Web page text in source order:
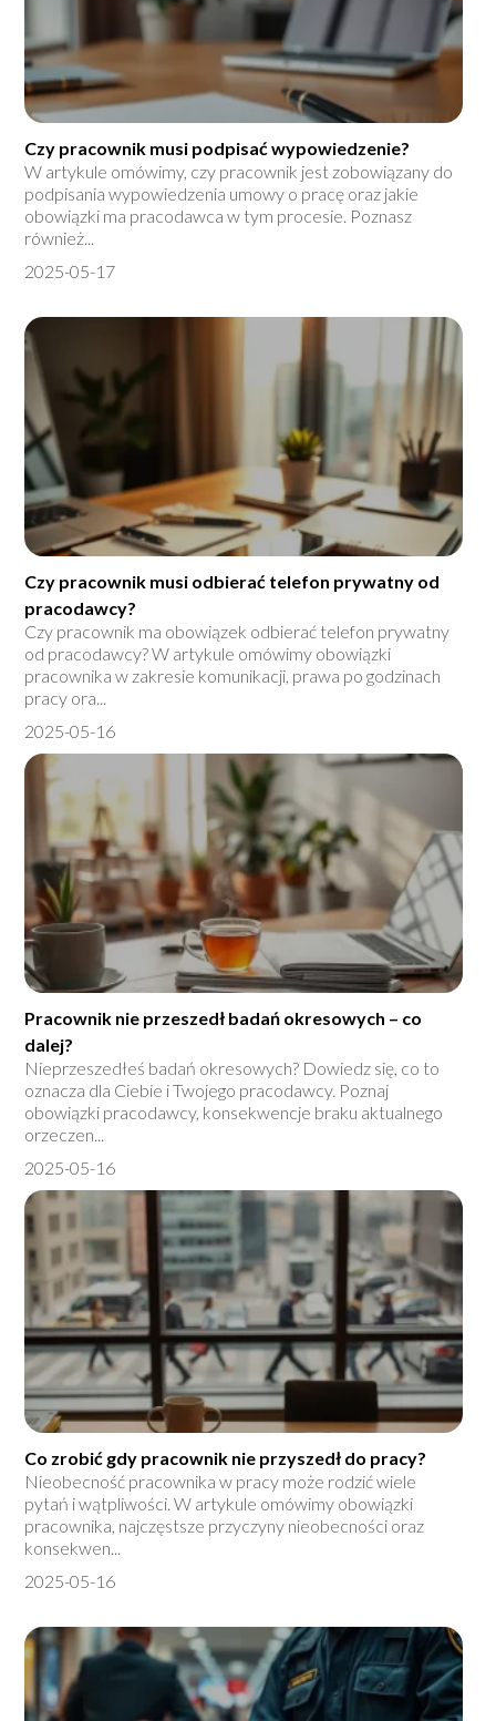
Czy pracownik musi podpisać wypowiedzenie?
W artykule omówimy, czy pracownik jest zobowiązany do
podpisania wypowiedzenia umowy o pracę oraz jakie
obowiązki ma pracodawca w tym procesie. Poznasz
również...
2025-05-17
Czy pracownik musi odbierać telefon prywatny od
pracodawcy?
Czy pracownik ma obowiązek odbierać telefon prywatny
od pracodawcy? W artykule omówimy obowiązki
pracownika w zakresie komunikacji, prawa po godzinach
pracy ora...
2025-05-16
Pracownik nie przeszedł badań okresowych – co
dalej?
Nieprzeszedłeś badań okresowych? Dowiedz się, co to
oznacza dla Ciebie i Twojego pracodawcy. Poznaj
obowiązki pracodawcy, konsekwencje braku aktualnego
orzeczen...
2025-05-16
Co zrobić gdy pracownik nie przyszedł do pracy?
Nieobecność pracownika w pracy może rodzić wiele
pytań i wątpliwości. W artykule omówimy obowiązki
pracownika, najczęstsze przyczyny nieobecności oraz
konsekwen...
2025-05-16